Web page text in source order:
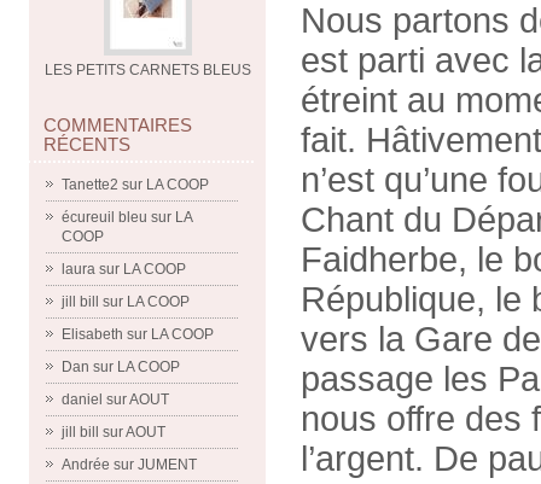
LES PETITS CARNETS BLEUS
COMMENTAIRES
RÉCENTS
Tanette2 sur LA COOP
écureuil bleu sur LA
COOP
laura sur LA COOP
jill bill
sur LA COOP
Elisabeth sur LA COOP
Dan sur LA COOP
daniel surAOUT
jill bill
surAOUT
Andrée sur JUMENT
Nous partons
est parti avec
étreint au
fait.
n’est qu’une
Chant du
Faidherbe, le
République, le
vers la Gare
passage les
nous offre des
l’argent. De